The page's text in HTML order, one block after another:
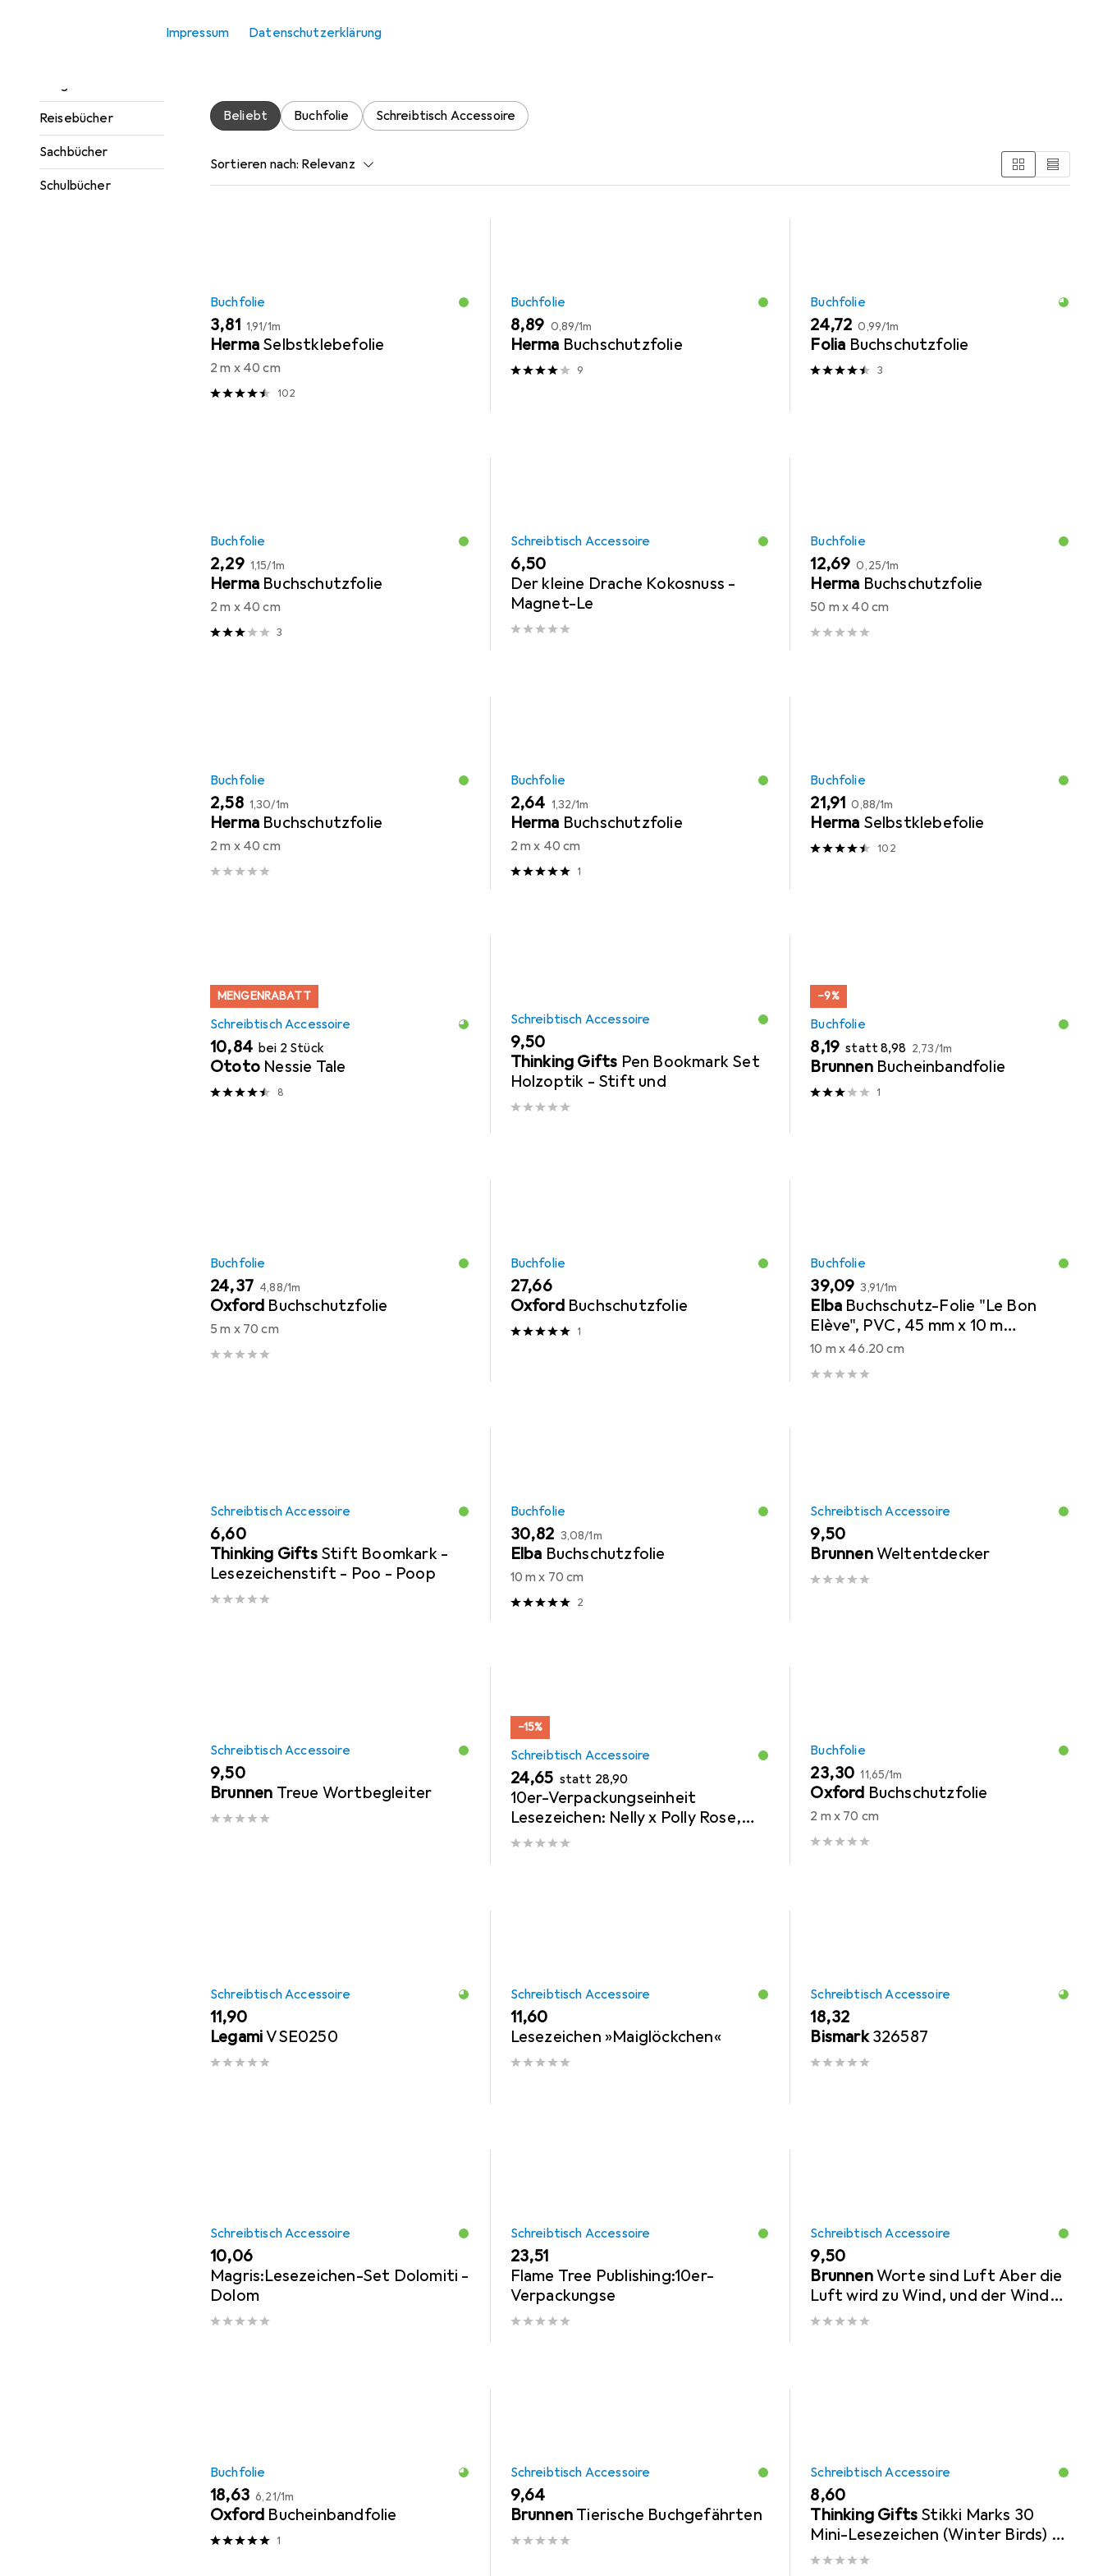
Impressum Datenschutzerklärung
Ratgeber
Reisebücher
Sachbücher
Schulbücher
Hier findest du passendes Zubehör zum Produkt Flesh and Fire – Liebe kennt keine Grenzen aus den Kategorien Buchfolie und Schreibtisch
Beliebt Buchfolie Schreibtisch Accessoire
Sortieren nach: Relevanz
Buchfolie
EUR
3,81 EUR
1,91/1m
Herma Selbstklebefolie
2 m x 40 cm
102
Buchfolie
EUR
8,89 EUR
0,89/1m
Herma Buchschutzfolie
9
Buchfolie
EUR
24,72 EUR
0,99/1m
Folia Buchschutzfolie
3
Buchfolie
EUR
2,29 EUR
1,15/1m
Herma Buchschutzfolie
2 m x 40 cm
3
Schreibtisch Accessoire
EUR
6,50
Der kleine Drache Kokosnuss -
Magnet-Le
Buchfolie
EUR
12,69 EUR
0,25/1m
Herma Buchschutzfolie
50 m x 40 cm
Buchfolie
EUR
2,58 EUR
1,30/1m
Herma Buchschutzfolie
2 m x 40 cm
Buchfolie
EUR
2,64 EUR
1,32/1m
Herma Buchschutzfolie
2 m x 40 cm
1
Buchfolie
EUR
21,91 EUR
0,88/1m
Herma Selbstklebefolie
102
MENGENRABATT
Schreibtisch Accessoire
EUR
10,84 bei 2 Stück
Ototo Nessie Tale
8
Schreibtisch Accessoire
EUR
9,50
Thinking Gifts Pen Bookmark Set
Holzoptik - Stift und
−9%
Buchfolie
EUR
8,19 stattEUR
8,98 EUR
2,73/1m
Brunnen Bucheinbandfolie
1
Buchfolie
EUR
24,37 EUR
4,88/1m
Oxford Buchschutzfolie
5 m x 70 cm
Buchfolie
EUR
27,66
Oxford Buchschutzfolie
1
Buchfolie
EUR
39,09 EUR
3,91/1m
Elba Buchschutz-Folie "Le Bon
Elève", PVC, 45 mm x 10 m
transparent, zum Schutz von
Büchern
10 m x 46.20 cm
Schreibtisch Accessoire
EUR
6,60
Thinking Gifts Stift Boomkark -
Lesezeichenstift - Poo - Poop
Buchfolie
EUR
30,82 EUR
3,08/1m
Elba Buchschutzfolie
10 m x 70 cm
2
Schreibtisch Accessoire
EUR
9,50
BrunnenWeltentdecker
Schreibtisch Accessoire
EUR
9,50
Brunnen Treue Wortbegleiter
−15%
Schreibtisch Accessoire
EUR
24,65 statt EUR
28,90
10er-Verpackungseinheit
Lesezeichen: Nelly x Polly Rose,
Lassen sie mich nicht so zurück
Buchfolie
EUR
23,30 EUR
11,65/1m
Oxford Buchschutzfolie
2 m x 70 cm
Schreibtisch Accessoire
EUR
11,90
LegamiVSE0250
Schreibtisch Accessoire
EUR
11,60
Lesezeichen »Maiglöckchen«
Schreibtisch Accessoire
EUR
18,32
Bismark 326587
Schreibtisch Accessoire
EUR
10,06
Magris:Lesezeichen-Set Dolomiti -
Dolom
Schreibtisch Accessoire
EUR
23,51
Flame Tree Publishing:10er-
Verpackungse
Schreibtisch Accessoire
EUR
9,50
BrunnenWorte sind Luft Aber die
Luft wird zu Wind, und der Wind
lässt die Schiffe segeln nach
Buchfolie
EUR
18,63 EUR
6,21/1m
Oxford Bucheinbandfolie
1
Schreibtisch Accessoire
EUR
9,64
Brunnen Tierische Buchgefährten
Schreibtisch Accessoire
EUR
8,60
Thinking Gifts Stikki Marks 30
Mini-Lesezeichen (Winter Birds) -
selbsthaftend - wiederablsbar